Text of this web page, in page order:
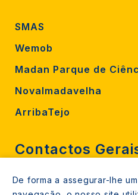
SMAS
Wemob
Madan Parque de
Novalmadavelha
ArribaTejo
Contactos
212 724 000
De forma a assegurar-lhe